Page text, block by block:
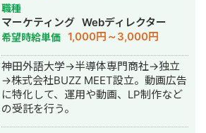
動画1本 ◎投資系チャンネル(集客目的)
→1ヵ月の売上200万円以上 【メディア
出演歴】 ・StockSun 「YouTubeディ
レクター道場ch」
https://www.youtube.com/watch?
v=h0xP2XUlTGo ・StockSun 「Web
マーケティングTV【StockSun株式会
社】」 7:00～
https://www.youtube.com/watch?
アフィリエイターとして活動する ↓ 実
店舗や某YouTuber（登録者数約2,500
人）のLINE公式アカウントの構築・運
用代行をし、売上を大幅にアップさせ
たことをキッカケにフリーランスの
LINEコンサルタントとして活動する。
2023年 株式会社エスプリット 代表取
締役に就任。 【主な実績】 ・LINE公式
アカウントの構築、運用、コンサル件
職種
マーケティング Webディレクター
希望時給単価 1,000円～3,000円
神田外語大学→半導体専門商社→独立
→株式会社BUZZ MEET設立。動画広告
に特化して、運用や動画、LP制作など
の受託を行う。